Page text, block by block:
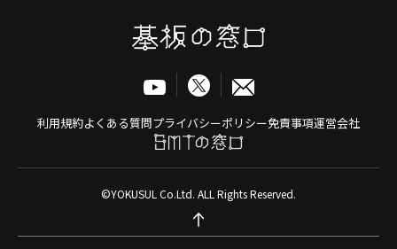
利用規約よくある質問プライバシーポリシー免責事項運営会社
©YOKUSUL Co.Ltd. ALL Rights Reserved.